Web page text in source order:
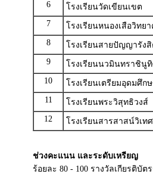
6
โรงเรียนวัดเขียนเขต
7
โรงเรียนหนองเสือวิทย
8
โรงเรียนสายปัญญารังสิ
9
โรงเรียนนวมินทราชินู
10
โรงเรียนเตรียมอุดมศึ
11
โรงเรียนพระวิสุทธิวงส์
12
โรงเรียนสารสาสน์วิเท
ช่วงคะแนน และระดับเหรียญ
ร้อยละ 80 - 100 รางวัลเกียรติบัต